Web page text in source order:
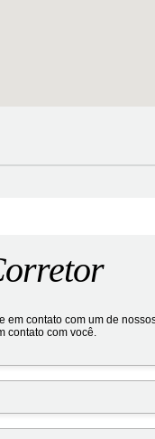
em contato com um de
contato com você.